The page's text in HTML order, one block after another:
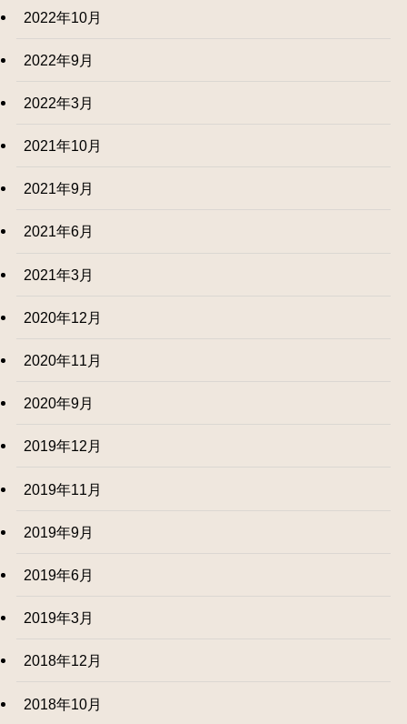
2022年10月
2022年9月
2022年3月
2021年10月
2021年9月
2021年6月
2021年3月
2020年12月
2020年11月
2020年9月
2019年12月
2019年11月
2019年9月
2019年6月
2019年3月
2018年12月
2018年10月